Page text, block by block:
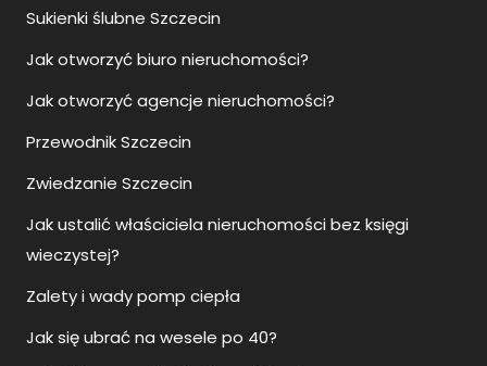
Sukienki ślubne Szczecin
Jak otworzyć biuro nieruchomości?
Jak otworzyć agencje nieruchomości?
Przewodnik Szczecin
Zwiedzanie Szczecin
Jak ustalić właściciela nieruchomości bez księgi
wieczystej?
Zalety i wady pomp ciepła
Jak się ubrać na wesele po 40?